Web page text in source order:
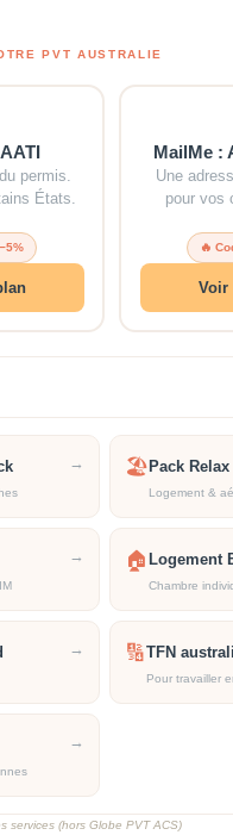
PVT AUSTRALIE
permis.
États.
MailMe :
Une
pour vos
🔥
Voir
→ 🏖️Pack
Logement &
→ 🏠Logement
Chambre
→ 🔢TFN
Pour travailler
→
services (hors Globe PVT ACS)